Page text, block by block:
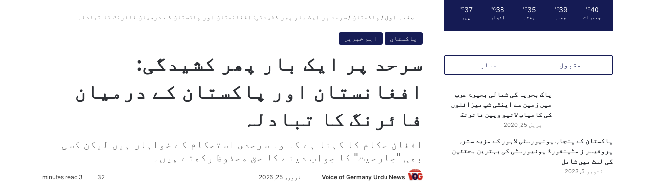
صفحہ اول / پاکستان / سرحد پر ایک بار پھر کشیدگی: افغانستان اور پاکستان کے درمیان فائرنگ کا تبادلہ
پاکستان اہم خبریں
سرحد پر ایک بار پھر کشیدگی:
افغانستان اور پاکستان کے درمیان
فائرنگ کا تبادلہ
افغان حکام کا کہنا ہے کہ وہ سرحدی استحکام کے خواہاں ہیں لیکن کسی
بھی "جارحیت" کا جواب دینے کا حق محفوظ رکھتے ہیں۔
Voice of Germany Urdu News فروری 25, 2026 32
40
℃
جمعرات
39
℃
جمعہ
35
℃
ہفتہ
38
℃
اتوار
37
℃
پیر
مقبول حالیہ
پاک بحریہ کی شمالی بحیرۂ عرب
میں زمین سے اینٹی شپ میزائلوں
کی کامیاب لائیو ویپن فائرنگ
اپریل 25, 2020
پاکستان کے پنجاب یونیورسٹی لاہور کے مزید سترہ
پروفیسر ز سٹینفورڈ یونیورسٹی کی بہترین محققین
کی لسٹ میں شامل
اکتوبر 5, 2023